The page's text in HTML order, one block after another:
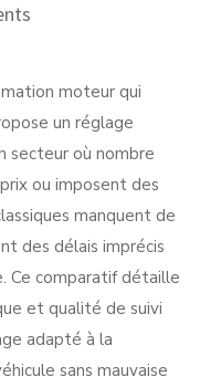
moteur qui
un réglage
secteur où nombre
ou imposent des
manquent de
des délais imprécis
Ce comparatif détaille
et qualité de suivi
adapté à la
sans mauvaise